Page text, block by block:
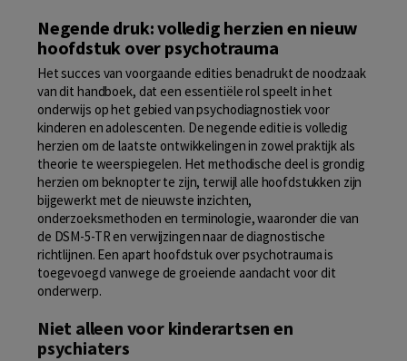
Negende druk: volledig herzien en nieuw
hoofdstuk over psychotrauma
Het succes van voorgaande edities benadrukt de noodzaak
van dit handboek, dat een essentiële rol speelt in het
onderwijs op het gebied van psychodiagnostiek voor
kinderen en adolescenten. De negende editie is volledig
herzien om de laatste ontwikkelingen in zowel praktijk als
theorie te weerspiegelen. Het methodische deel is grondig
herzien om beknopter te zijn, terwijl alle hoofdstukken zijn
bijgewerkt met de nieuwste inzichten,
onderzoeksmethoden en terminologie, waaronder die van
de DSM-5-TR en verwijzingen naar de diagnostische
richtlijnen. Een apart hoofdstuk over psychotrauma is
toegevoegd vanwege de groeiende aandacht voor dit
onderwerp.
Niet alleen voor kinderartsen en
psychiaters